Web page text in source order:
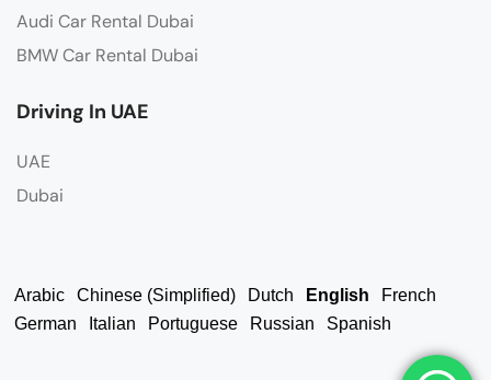
Audi Car Rental Dubai
BMW Car Rental Dubai
Driving In UAE
UAE
Dubai
Arabic Chinese (Simplified) Dutch English
French
German
Italian Portuguese Russian Spanish